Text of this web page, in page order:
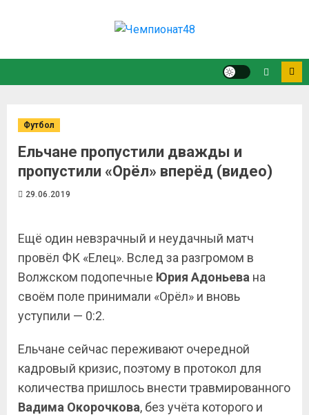
Футбол
Ельчане пропустили дважды и
пропустили «Орёл» вперёд (видео)
29.06.2019
Ещё один невзрачный и неудачный матч
провёл ФК «Елец». Вслед за разгромом в
Волжском подопечные Юрия Адоньева на
своём поле принимали «Орёл» и вновь
уступили — 0:2.
Ельчане сейчас переживают очередной
кадровый кризис, поэтому в протокол для
количества пришлось внести травмированного
Вадима Окорочкова, без учёта которого и